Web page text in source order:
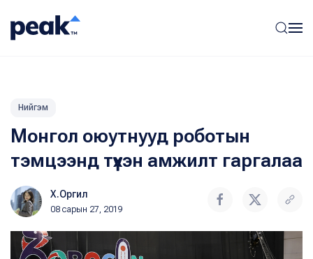
Нийгэм
Монгол оюутнууд роботын
тэмцээнд түүхэн амжилт гаргалаа
Х.Оргил
08 сарын 27, 2019